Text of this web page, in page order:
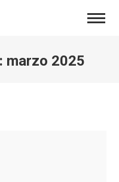
marzo 2025